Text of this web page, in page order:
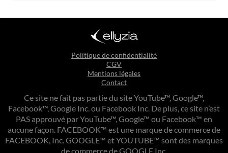
Politique de confidentialité
CGV
Mentions légales
Contact
Ce site ne fait pas partie du site YouTube™, Google™,
Facebook™, Google Inc. ou Facebook Inc. De plus, ce site n’est
PAS approuvé par YouTube™, Google™ ou Facebook™ en
aucune façon. FACEBOOK™ est une marque de commerce de
FACEBOOK, Inc. GOOGLE™ et YOUTUBE™ sont des marques
de commerce de GOOGLE Inc.